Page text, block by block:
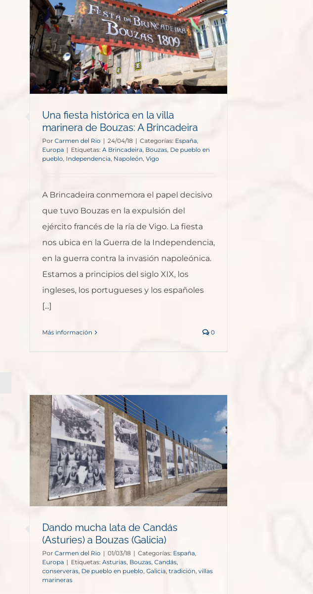
Una fiesta histórica en la villa
marinera de Bouzas: A Brincadeira
Por Carmen del Rio | 24/04/18 | Categorías: España,
Europa | Etiquetas: A Brincadeira, Bouzas, De pueblo en
pueblo, Independencia, Napoleón, Vigo
A Brincadeira conmemora el papel decisivo
que tuvo Bouzas en la expulsión del
ejército francés de la ría de Vigo. La fiesta
nos ubica en la Guerra de la Independencia,
en la guerra contra la invasión napoleónica.
Estamos a principios del siglo XIX, los
ingleses, los portugueses y los españoles
[...]
Más información 0
Dando mucha lata de Candás
(Asturies) a Bouzas (Galicia)
Por Carmen del Rio | 01/03/18 | Categorías: España,
Europa | Etiquetas: Asturias, Bouzas, Candás,
conserveras, De pueblo en pueblo, Galicia, tradición, villas
marineras